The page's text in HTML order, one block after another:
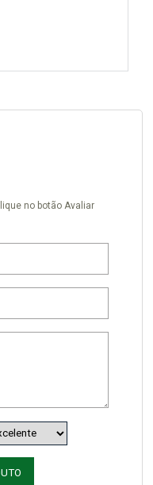
no botão Avaliar